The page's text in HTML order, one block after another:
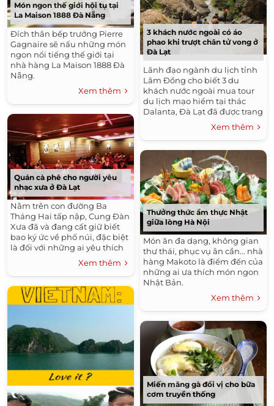
Món ngon thế giới hội tụ tại
La Maison 1888 Đà Nẵng
Đích thân bếp trưởng Pierre
Gagnaire sẽ nấu những món
ngon nổi tiếng thế giới tại
nhà hàng La Maison 1888 Đà
Nẵng.
Xem thêm
Quán cà phê cho người yêu
nhạc xưa ở Đà Lạt
Nằm trên con đường Ba
Tháng Hai tấp nập, Cung Đàn
Xưa đã và đang cất giữ biết
bao ký ức về phố núi, đặc biệt
là đối với những ai yêu thích
Xem thêm
3 khách nước ngoài có áo
phao khi trượt chân tử vong ở
Đà Lạt
Lãnh đạo ngành du lịch tỉnh
Lâm Đồng cho biết 3 du
khách nước ngoài mua tour
du lịch mạo hiểm tại thác
Dalanta, Đà Lạt đã được trang
bị áo phao và mũ bảo hiểm.
Xem thêm
Thưởng thức ẩm thực Nhật
giữa lòng Hà Nội
Món ăn đa dạng, không gian
thư thái, phục vụ ân cần... nhà
hàng Makoto là điểm đến của
những ai ưa thích món ngon
Nhật Bản.
Xem thêm
Miến măng gà đổi vị cho bữa
cơm truyền thống